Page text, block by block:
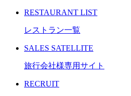
RESTAURANT LIST
レストラン一覧
SALES SATELLITE
旅行会社様専用サイト
RECRUIT